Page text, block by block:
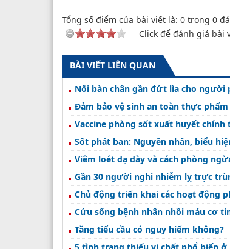
Tổng số điểm của bài viết là: 0 trong 0
Click để đánh giá bài
BÀI VIẾT LIÊN QUAN
Nối bàn chân gần đứt lìa cho
Đảm bảo vệ sinh an toàn thực
Vaccine phòng sốt xuất huyết
Sốt phát ban: Nguyên nhân, biểu
Viêm loét dạ dày và cách phòng
Gần 30 người nghi nhiễm lỵ trực
Chủ động triển khai các hoạt động
Cứu sống bệnh nhân nhồi máu cơ
Tăng tiểu cầu có nguy hiểm không?
5 tình trạng thiếu vi chất phổ biến